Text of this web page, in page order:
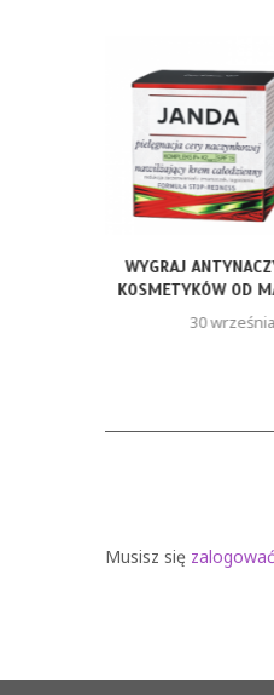
WYGRAJ
KOSMETYKÓW OD
30
Musisz się zalogować